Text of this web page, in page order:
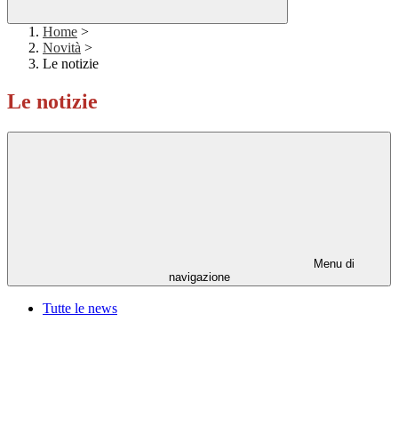
Home >
Novità >
Le notizie
Le notizie
Menu di
navigazione
Tutte le news